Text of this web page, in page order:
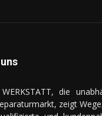
WERKSTATT, die
zeigt